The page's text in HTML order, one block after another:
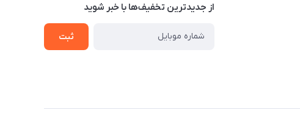
از جدید‌ترین تخفیف‌ها با‌ خبر شوید
ثبت